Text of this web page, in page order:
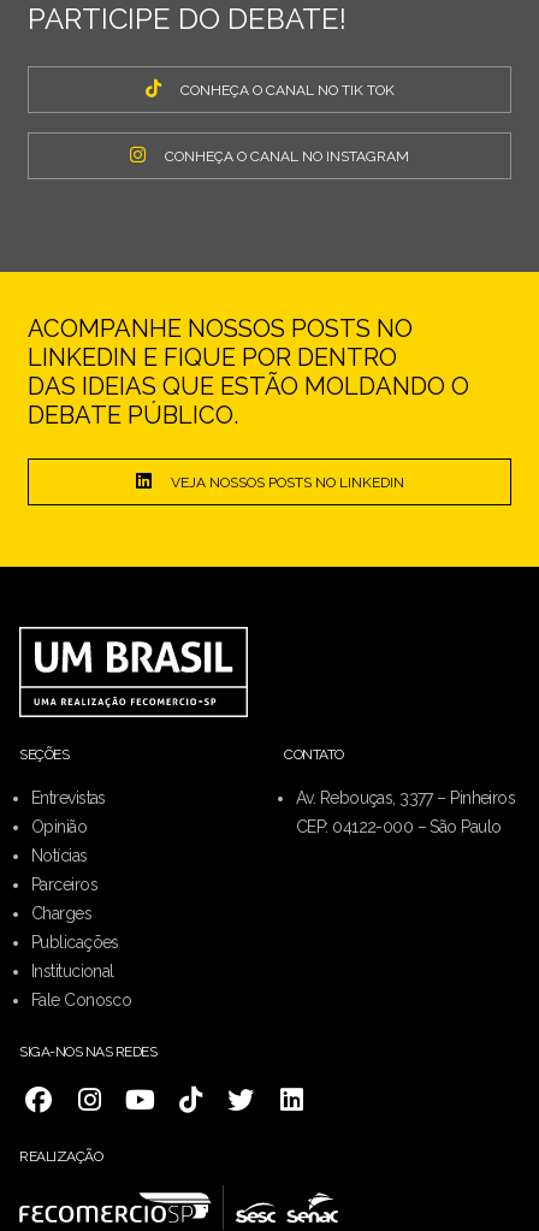
PARTICIPE DO DEBATE!
CONHEÇA O CANAL NO TIK TOK
CONHEÇA O CANAL NO INSTAGRAM
ACOMPANHE NOSSOS POSTS NO
LINKEDIN E FIQUE POR DENTRO
DAS IDEIAS QUE ESTÃO MOLDANDO O
DEBATE PÚBLICO.
VEJA NOSSOS POSTS NO LINKEDIN
SEÇÕES
Entrevistas
Opinião
Notícias
Parceiros
Charges
Publicações
Institucional
Fale Conosco
CONTATO
Av. Rebouças, 3377 – Pinheiros
CEP: 04122-000 – São Paulo
SIGA-NOS NAS REDES
REALIZAÇÃO